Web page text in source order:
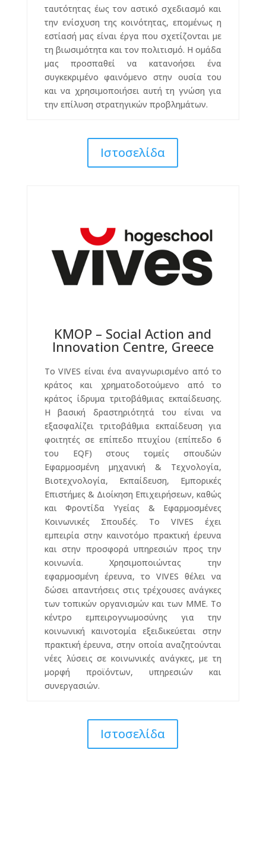
ταυτότητας έως τον αστικό σχεδιασμό και
την ενίσχυση της κοινότητας, επομένως η
εστίασή μας είναι έργα που σχετίζονται με
τη βιωσιμότητα και τον πολιτισμό. Η ομάδα
μας προσπαθεί να κατανοήσει ένα
συγκεκριμένο φαινόμενο στην ουσία του
και να χρησιμοποιήσει αυτή τη γνώση για
την επίλυση στρατηγικών προβλημάτων.
Ιστοσελίδα
KMOP – Social Action and
Innovation Centre, Greece
Το VIVES είναι ένα αναγνωρισμένο από το
κράτος και χρηματοδοτούμενο από το
κράτος ίδρυμα τριτοβάθμιας εκπαίδευσης.
Η βασική δραστηριότητά του είναι να
εξασφαλίζει τριτοβάθμια εκπαίδευση για
φοιτητές σε επίπεδο πτυχίου (επίπεδο 6
του EQF) στους τομείς σπουδών
Εφαρμοσμένη μηχανική & Τεχνολογία,
Βιοτεχνολογία, Εκπαίδευση, Εμπορικές
Επιστήμες & Διοίκηση Επιχειρήσεων, καθώς
και Φροντίδα Υγείας & Εφαρμοσμένες
Κοινωνικές Σπουδές. Το VIVES έχει
εμπειρία στην καινοτόμο πρακτική έρευνα
και στην προσφορά υπηρεσιών προς την
κοινωνία. Χρησιμοποιώντας την
εφαρμοσμένη έρευνα, το VIVES θέλει να
δώσει απαντήσεις στις τρέχουσες ανάγκες
των τοπικών οργανισμών και των ΜΜΕ. Το
κέντρο εμπειρογνωμοσύνης για την
κοινωνική καινοτομία εξειδικεύεται στην
πρακτική έρευνα, στην οποία αναζητούνται
νέες λύσεις σε κοινωνικές ανάγκες, με τη
μορφή προϊόντων, υπηρεσιών και
συνεργασιών.
Ιστοσελίδα